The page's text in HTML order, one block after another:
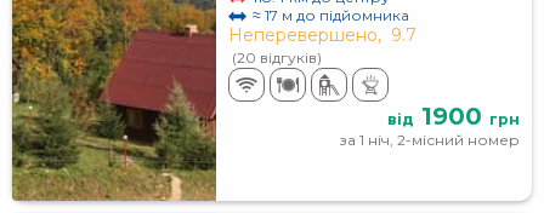
≈ 17 м до підйомника
Неперевершено, 9.7
(20 відгуків)
від 1900 грн
за 1 ніч, 2-місний номер